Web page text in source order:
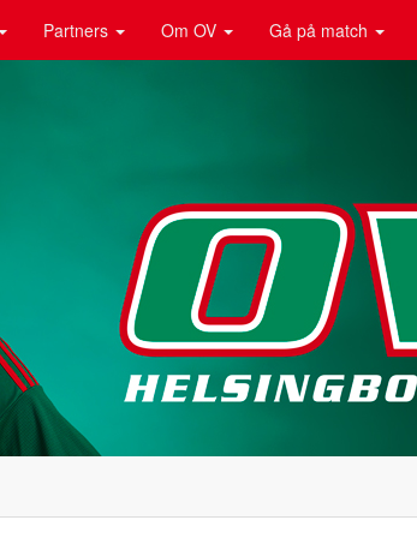
Partners Om OV Gå på match